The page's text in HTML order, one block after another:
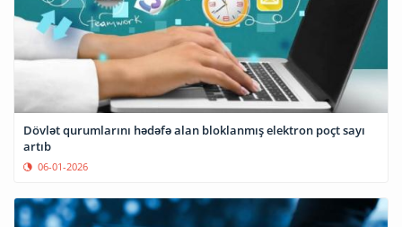
Dövlət qurumlarını hədəfə alan bloklanmış elektron poçt sayı
artıb
06-01-2026